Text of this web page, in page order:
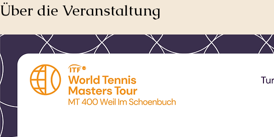
Über die Veranstaltung